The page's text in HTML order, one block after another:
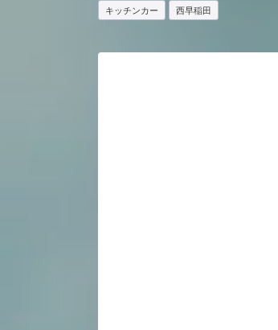
キッチンカー 西早稲田